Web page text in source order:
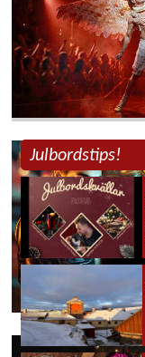
Julbordstips!